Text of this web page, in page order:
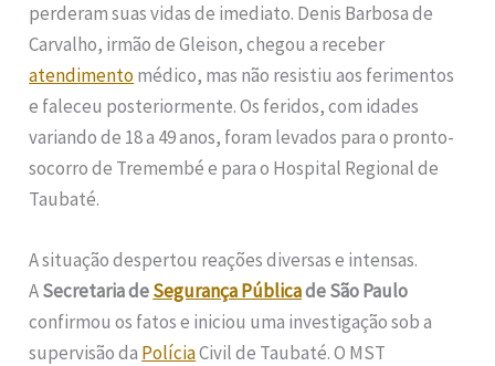
perderam suas vidas de imediato. Denis Barbosa de
Carvalho, irmão de Gleison, chegou a receber
atendimentomédico, mas não resistiu aos ferimentos
e faleceu posteriormente. Os feridos, com idades
variando de 18 a 49 anos, foram levados para o pronto-
socorro de Tremembé e para o Hospital Regional de
Taubaté.
A situação despertou reações diversas e intensas.
ASecretaria deSegurança Públicade São Paulo
confirmou os fatos e iniciou uma investigação sob a
supervisão da PolíciaCivil de Taubaté. O MST